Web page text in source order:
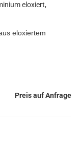
eloxiert,
eloxiertem
Preis auf Anfrage